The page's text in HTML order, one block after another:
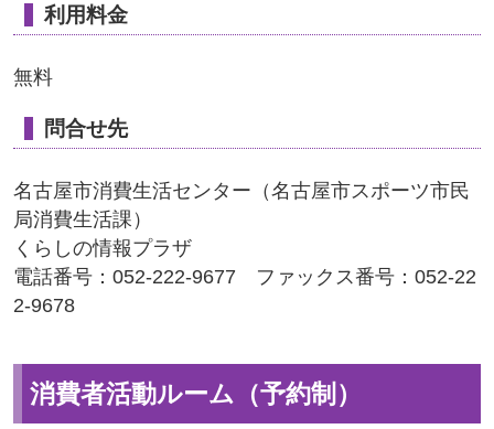
利用料金
無料
問合せ先
名古屋市消費生活センター（名古屋市スポーツ市民
局消費生活課）
くらしの情報プラザ
電話番号：052-222-9677 ファックス番号：052-22
2-9678
消費者活動ルーム（予約制）